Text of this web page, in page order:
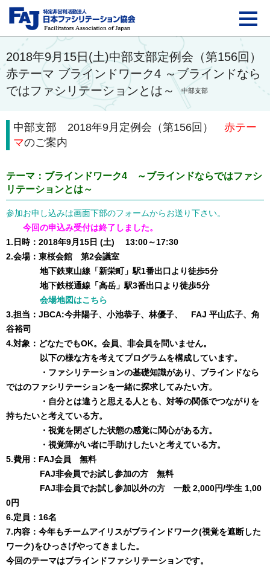
FAJ：特定非営利活動
2018年9月15日(土)中部支部定例会（第156回）
赤テーマ ブラインドワーク4 ～ブラインドなら
ではファシリテーションとは～
中部支部
中部支部 2018年9月定例会（第156回） 赤テー
マのご案内
テーマ： ブラインドワーク4 ～ブラインドならではファシ
リテーションとは～
参加お申し込みは画面下部のフォームからお送り下さい。
今回の申込み受付は終了しました。
1.日時：2018年9月15日 (土) 13:00～17:30
2.会場： 東桜会館 第2会議室
地下鉄東山線「新栄町」駅1番出口より徒歩5分
地下鉄桜通線「高岳」駅3番出口より徒歩5分
会場地図はこちら
3.担当： JBCA:今井陽子、小池恭子、林優子、 FAJ 平山広子、角
谷裕司
4.対象：どなたでもOK。 会員、非会員を問いません。
以下の様な方を考えてプログラムを構成しています。
・ファシリテーションの基礎知識があり、ブラインドなら
ではのファシリテーションを一緒に探求してみたい方。
・自分とは違うと思える人とも、対等の関係でつながりを
持ちたいと考えている方。
・視覚を閉ざした状態の感覚に関心がある方。
・視覚障がい者に手助けしたいと考えている方。
5.費用：FAJ会員 無料
FAJ非会員でお試し参加の方 無料
FAJ非会員でお試し参加以外の方 一般 2,000円/学生 1,00
0円
6.定員：16名
7.内容： 今年もチームアイリスがブラインドワーク(視覚を遮断した
ワーク)をひっさげやってきました。
今回のテーマはブラインドファシリテーションです。